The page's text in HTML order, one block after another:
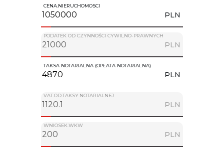
CENA.NIERUCHOMOSCI
PLN
PODATEK OD CZYNNOŚCI CYWILNO-PRAWNYCH
PLN
TAKSA NOTARIALNA (OPŁATA NOTARIALNA)
PLN
VAT.OD.TAKSY.NOTARIALNEJ
PLN
WNIOSEK.WKW
PLN